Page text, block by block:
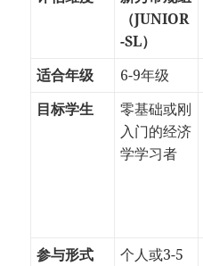
（JUNIOR
-SL）
适合年级
6-9年级
目标学生
零基础或刚
入门的经济
学学习者
参与形式
个人或3-5